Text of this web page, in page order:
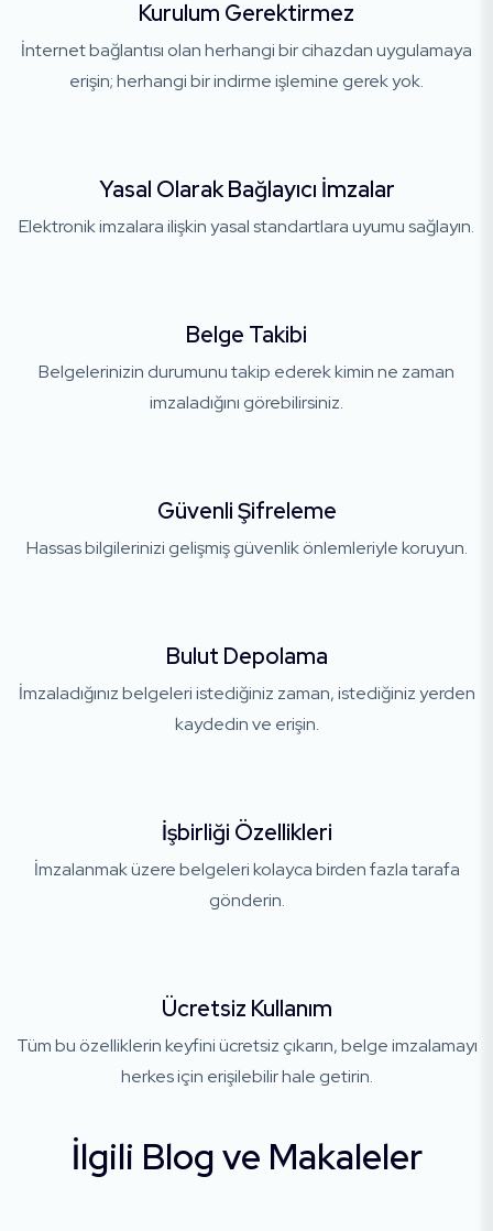
Kurulum Gerektirmez
İnternet bağlantısı olan herhangi bir cihazdan uygulamaya
erişin; herhangi bir indirme işlemine gerek yok.
Yasal Olarak Bağlayıcı İmzalar
Elektronik imzalara ilişkin yasal standartlara uyumu sağlayın.
Belge Takibi
Belgelerinizin durumunu takip ederek kimin ne zaman
imzaladığını görebilirsiniz.
Güvenli Şifreleme
Hassas bilgilerinizi gelişmiş güvenlik önlemleriyle koruyun.
Bulut Depolama
İmzaladığınız belgeleri istediğiniz zaman, istediğiniz yerden
kaydedin ve erişin.
İşbirliği Özellikleri
İmzalanmak üzere belgeleri kolayca birden fazla tarafa
gönderin.
Ücretsiz Kullanım
Tüm bu özelliklerin keyfini ücretsiz çıkarın, belge imzalamayı
herkes için erişilebilir hale getirin.
İlgili Blog ve Makaleler